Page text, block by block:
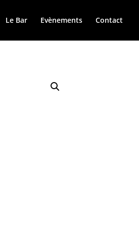
Le Bar Evènements Contact